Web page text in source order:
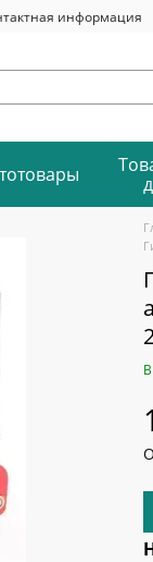
информация